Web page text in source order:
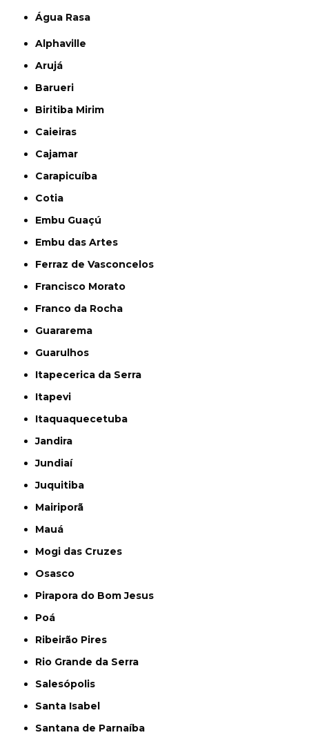
Água Rasa
Alphaville
Arujá
Barueri
Biritiba Mirim
Caieiras
Cajamar
Carapicuíba
Cotia
Embu Guaçú
Embu das Artes
Ferraz de Vasconcelos
Francisco Morato
Franco da Rocha
Guararema
Guarulhos
Itapecerica da Serra
Itapevi
Itaquaquecetuba
Jandira
Jundiaí
Juquitiba
Mairiporã
Mauá
Mogi das Cruzes
Osasco
Pirapora do Bom Jesus
Poá
Ribeirão Pires
Rio Grande da Serra
Salesópolis
Santa Isabel
Santana de Parnaíba